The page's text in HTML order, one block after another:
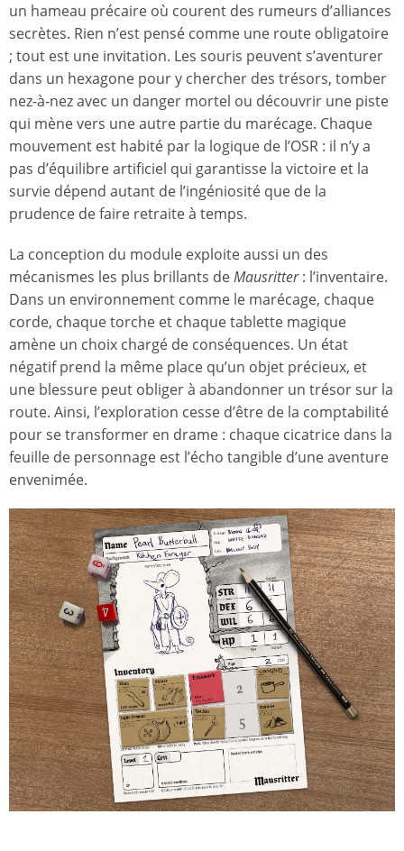
un hameau précaire où courent des rumeurs d’alliances
secrètes. Rien n’est pensé comme une route obligatoire
; tout est une invitation. Les souris peuvent s’aventurer
dans un hexagone pour y chercher des trésors, tomber
nez-à-nez avec un danger mortel ou découvrir une piste
qui mène vers une autre partie du marécage. Chaque
mouvement est habité par la logique de l’OSR : il n’y a
pas d’équilibre artificiel qui garantisse la victoire et la
survie dépend autant de l’ingéniosité que de la
prudence de faire retraite à temps.
La conception du module exploite aussi un des
mécanismes les plus brillants deMausritter: l’inventaire.
Dans un environnement comme le marécage, chaque
corde, chaque torche et chaque tablette magique
amène un choix chargé de conséquences. Un état
négatif prend la même place qu’un objet précieux, et
une blessure peut obliger à abandonner un trésor sur la
route. Ainsi, l’exploration cesse d’être de la comptabilité
pour se transformer en drame : chaque cicatrice dans la
feuille de personnage est l’écho tangible d’une aventure
envenimée.